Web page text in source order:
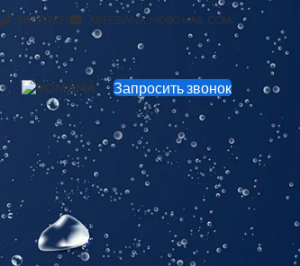
078001821 ARTEZIANA.MD@GMAIL.COM
Запросить звонок